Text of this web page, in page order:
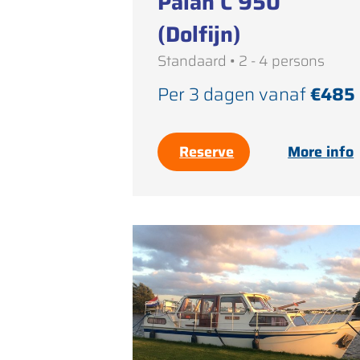
(Dolfijn)
Standaard • 2 - 4 persons
Per 3 dagen vanaf€485
Reserve More info